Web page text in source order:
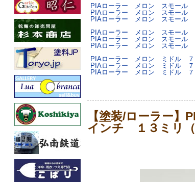
PIAローラー メロン スモール
PIAローラー メロン スモール
PIAローラー メロン スモール
PIAローラー メロン スモール
PIAローラー メロン スモール
PIAローラー メロン スモール
PIAローラー メロン ミドル ７
PIAローラー メロン ミドル ７
PIAローラー メロン ミドル ７
【塗装/ローラー
インチ １３ミリ（